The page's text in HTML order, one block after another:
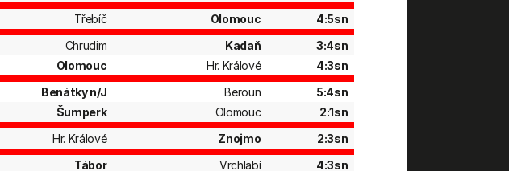
Třebíč Olomouc
4:5sn
Chrudim Kadaň
3:4sn
Olomouc Hr. Králové
4:3sn
Benátky n/J Beroun
5:4sn
Šumperk Olomouc
2:1sn
Hr. Králové Znojmo
2:3sn
Tábor Vrchlabí
4:3sn